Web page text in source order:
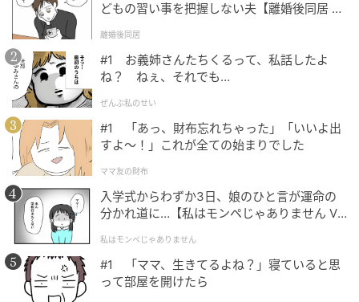
しかし実際には、生活水準はすぐには下がりません。
時間が増えることで支出が増えることもあります。
医療費も年齢とともに上昇していきます。
想定より支出が減らないケースは少なくありません。
資産は「取り崩し方」で寿命が変わる
重要なのは資産額だけではありません。
「どのペースで使うか」が大きなポイントになりま
す。
毎年100万円取り崩せば、2,000万円でも20年で尽きる
どもの習い事を把握しない夫【離婚後同居 Vo
離婚後同居
#1 お義姉さんたちくるって、私話したよ
ね？ ねぇ、それでも…
ぜんぶ私のせい
#1 「あっ、財布忘れちゃった」「いいよ出
すよ〜！」これが全ての始まりでした
ママ友の財布
入学式からわずか3日、娘のひと言が運命の
分かれ道に…【私はモンペじゃありません Vo
私はモンペじゃありません
#1 「ママ、生きてるよね？」寝ていると思
って部屋を開けたら